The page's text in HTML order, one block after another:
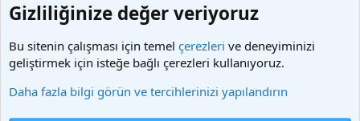
Gizliliğinize değer veriyoruz
Bu sitenin çalışması için temel çerezleri ve deneyiminizi
geliştirmek için isteğe bağlı çerezleri kullanıyoruz.
Daha fazla bilgi görün ve tercihlerinizi yapılandırın